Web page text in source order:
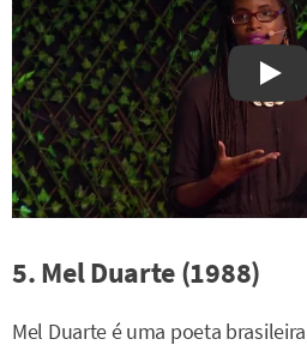
5. Mel Duarte (1988)
Mel Duarte é uma poeta